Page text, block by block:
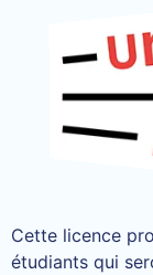
Cette licence
étudiants qui